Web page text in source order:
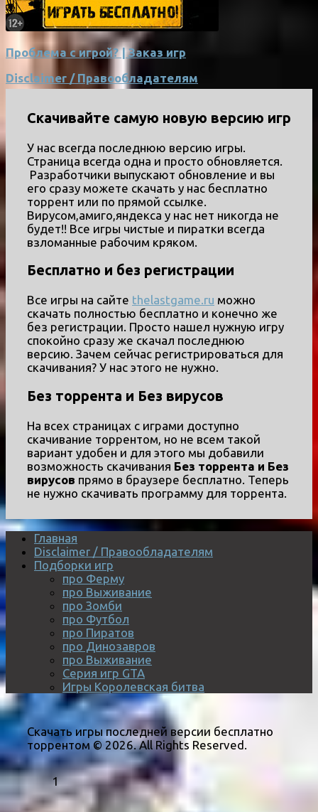
Проблема с игрой? | Заказ игр
Disclaimer / Правообладателям
Скачивайте самую новую версию игр
У нас всегда последнюю версию игры.
Страница всегда одна и просто обновляется.
Разработчики выпускают обновление и вы
его сразу можете скачать у нас бесплатно
торрент или по прямой ссылке.
Вирусом,амиго,яндекса у нас нет никогда не
будет!! Все игры чистые и пиратки всегда
взломанные рабочим кряком.
Бесплатно и без регистрации
Все игры на сайте thelastgame.ru можно
скачать полностью бесплатно и конечно же
без регистрации. Просто нашел нужную игру
спокойно сразу же скачал последнюю
версию. Зачем сейчас регистрироваться для
скачивания? У нас этого не нужно.
Без торрента и Без вирусов
На всех страницах с играми доступно
скачивание торрентом, но не всем такой
вариант удобен и для этого мы добавили
возможность скачивания Без торрента и Без
вирусов прямо в браузере бесплатно. Теперь
не нужно скачивать программу для торрента.
Главная
Disclaimer / Правообладателям
Подборки игр
про Ферму
про Выживание
про Зомби
про Футбол
про Пиратов
про Динозавров
про Выживание
Серия игр GTA
Игры Королевская битва
Скачать игры последней версии бесплатно
торрентом © 2026. All Rights Reserved.
1